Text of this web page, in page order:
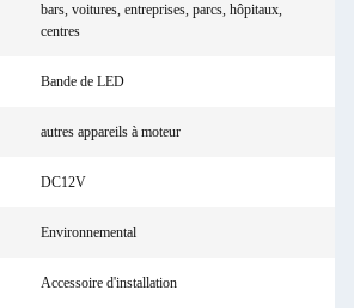
bars, voitures, entreprises, parcs, hôpitaux,
centres
Bande de LED
autres appareils à moteur
DC12V
Environnemental
Accessoire d'installation